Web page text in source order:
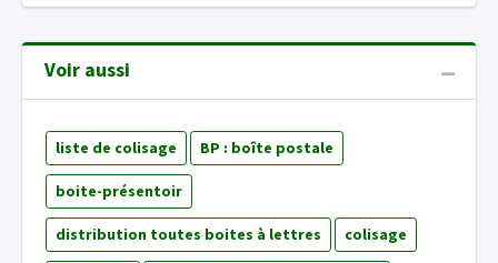
Voir aussi
liste de colisage BP : boîte postale
boite-présentoir
distribution toutes boites à lettres colisage